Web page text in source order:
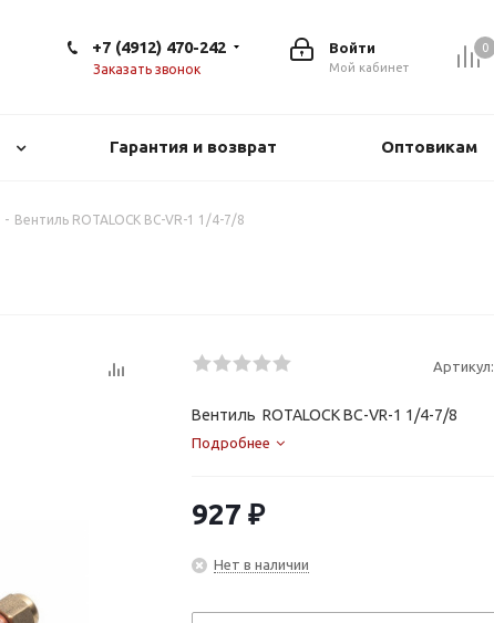
0
Войти
Мой кабинет
+7 (4912) 470-242
Заказать звонок
Гарантия и возврат Оптовикам
- Вентиль ROTALOCK BC-VR-1 1/4-7/8
Артикул:
Вентиль ROTALOCK BC-VR-1 1/4-7/8
Подробнее
927 ₽
Нет в наличии